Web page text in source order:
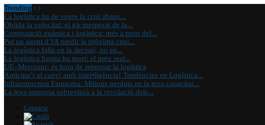
Trending
La logística ha de veure la crisi abans...
Oblida la velocitat: el gir inesperat de la...
Computació quàntica i logística: més a prop del...
Pot un agent d’IA predir la pròxima crisi...
La logística falla en la decisió, no en...
La logística barata ha mort: el preu real...
UE–Mercosur: és hora de repensar la logística
Anticipa’t al canvi amb intel•ligència! Tendències en Logística...
Infraestructura Fantasma: Milions perduts en la teva capacitat...
La teva empresa sobreviurà a la revolució dels...
Contacte